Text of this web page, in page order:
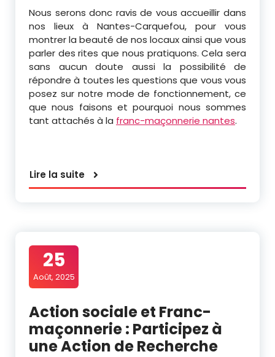
Nous serons donc ravis de vous accueillir dans
nos lieux à Nantes-Carquefou, pour vous
montrer la beauté de nos locaux ainsi que vous
parler des rites que nous pratiquons. Cela sera
sans aucun doute aussi la possibilité de
répondre à toutes les questions que vous vous
posez sur notre mode de fonctionnement, ce
que nous faisons et pourquoi nous sommes
tant attachés à la franc-maçonnerie nantes.
Lire la suite
25
Août, 2025
Action sociale et Franc-
maçonnerie : Participez à
une Action de Recherche